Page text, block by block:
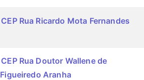
CEP Rua Ricardo Mota Fernandes
CEP Rua Doutor Wallene de
Figueiredo Aranha